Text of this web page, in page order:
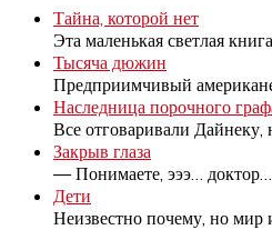
Тайна, которой нет
Эта маленькая светлая
Тысяча дюжин
Предприимчивый
Наследница порочного
Все отговаривали Дайнеку,
Закрыв глаза
— Понимаете, эээ…
Дети
Неизвестно почему, но мир